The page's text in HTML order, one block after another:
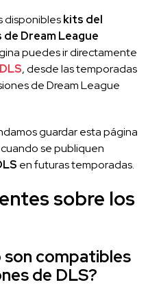
disponibleskits del
Dream League
puedes ir directamente
, desde las temporadas
de Dream League
guardar esta página
se publiquen
en futuras temporadas.
sobre los
son compatibles
de DLS?